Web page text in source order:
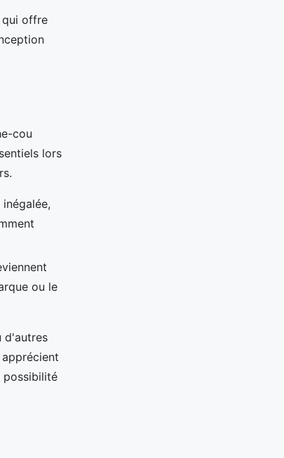
qui offre
cou
lors
ou le
d'autres
possibilité